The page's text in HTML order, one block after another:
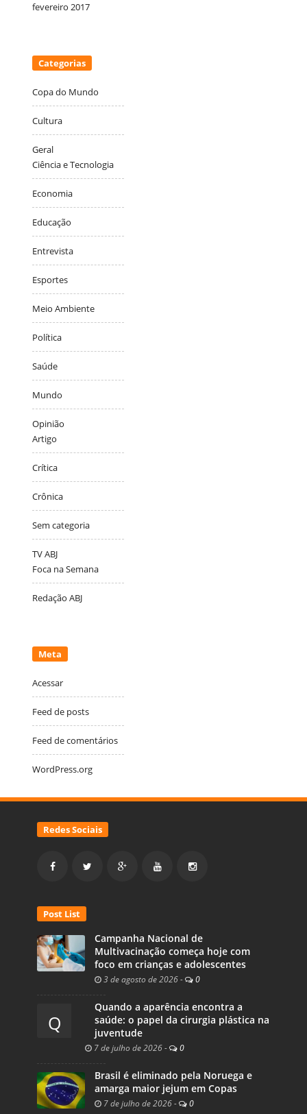
fevereiro 2017
Categorias
Copa do Mundo
Cultura
Geral
Ciência e Tecnologia
Economia
Educação
Entrevista
Esportes
Meio Ambiente
Política
Saúde
Mundo
Opinião
Artigo
Crítica
Crônica
Sem categoria
TV ABJ
Foca na Semana
Redação ABJ
Meta
Acessar
Feed de posts
Feed de comentários
WordPress.org
Redes Sociais
Post List
Campanha Nacional de
Multivacinação começa hoje com
foco em crianças e adolescentes
3 de agosto de 2026 - 0
Q
Quando a aparência encontra a
saúde: o papel da cirurgia plástica na
juventude
7 de julho de 2026 - 0
Brasil é eliminado pela Noruega e
amarga maior jejum em Copas
7 de julho de 2026 - 0